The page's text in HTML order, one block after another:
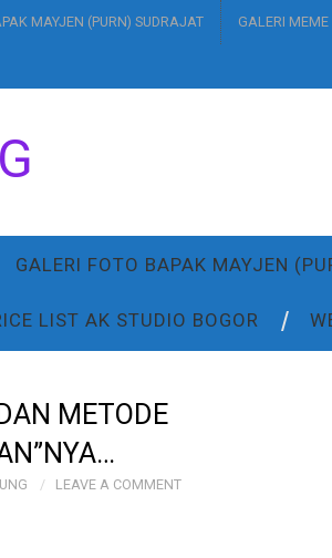
MAYJEN (PURN) SUDRAJAT GALERI
GALERI FOTO BAPAK MAYJEN
LIST AK STUDIO BOGOR
METODE
LEAVE A COMMENT